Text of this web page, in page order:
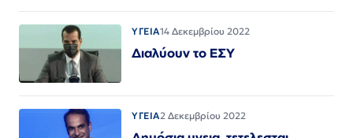
ΥΓΕΙΑ14 Δεκεμβρίου 2022
Διαλύουν το ΕΣΥ
ΥΓΕΙΑ2 Δεκεμβρίου 2022